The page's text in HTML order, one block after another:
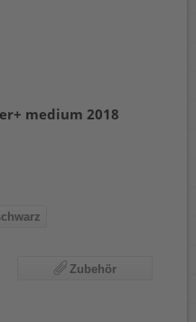
medium 2018
Zubehör